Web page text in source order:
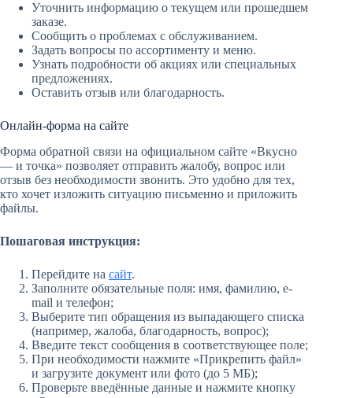
Уточнить информацию о текущем или прошедшем
заказе.
Сообщить о проблемах с обслуживанием.
Задать вопросы по ассортименту и меню.
Узнать подробности об акциях или специальных
предложениях.
Оставить отзыв или благодарность.
Онлайн-форма на сайте
Форма обратной связи на официальном сайте «Вкусно
— и точка» позволяет отправить жалобу, вопрос или
отзыв без необходимости звонить. Это удобно для тех,
кто хочет изложить ситуацию письменно и приложить
файлы.
Пошаговая инструкция:
Перейдите на сайт.
Заполните обязательные поля: имя, фамилию, e-
mail и телефон;
Выберите тип обращения из выпадающего списка
(например, жалоба, благодарность, вопрос);
Введите текст сообщения в соответствующее поле;
При необходимости нажмите «Прикрепить файл»
и загрузите документ или фото (до 5 МБ);
Проверьте введённые данные и нажмите кнопку